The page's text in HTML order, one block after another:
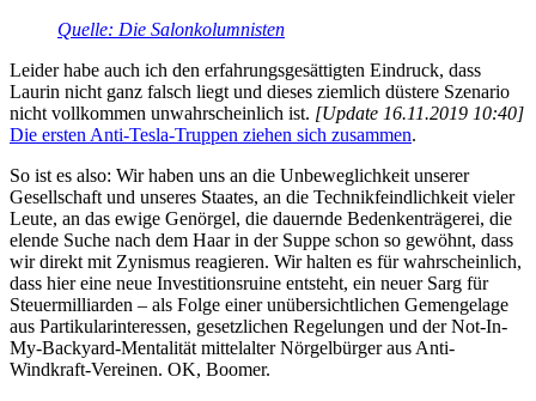
Quelle: Die Salonkolumnisten
Leider habe auch ich den erfahrungsgesättigten Eindruck, dass
Laurin nicht ganz falsch liegt und dieses ziemlich düstere Szenario
nicht vollkommen unwahrscheinlich ist. [Update 16.11.2019 10:40]
Die ersten Anti-Tesla-Truppen ziehen sich zusammen.
So ist es also: Wir haben uns an die Unbeweglichkeit unserer
Gesellschaft und unseres Staates, an die Technikfeindlichkeit vieler
Leute, an das ewige Genörgel, die dauernde Bedenkenträgerei, die
elende Suche nach dem Haar in der Suppe schon so gewöhnt, dass
wir direkt mit Zynismus reagieren. Wir halten es für wahrscheinlich,
dass hier eine neue Investitionsruine entsteht, ein neuer Sarg für
Steuermilliarden – als Folge einer unübersichtlichen Gemengelage
aus Partikularinteressen, gesetzlichen Regelungen und der Not-In-
My-Backyard-Mentalität mittelalter Nörgelbürger aus Anti-
Windkraft-Vereinen. OK, Boomer.